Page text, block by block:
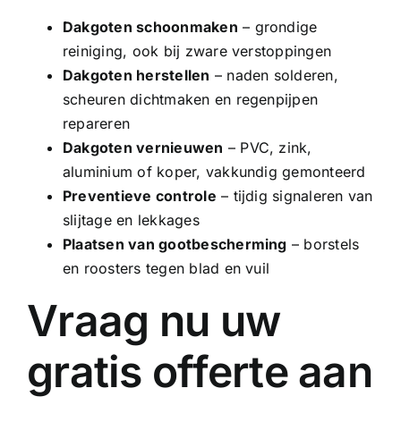
Dakgoten schoonmaken – grondige
reiniging, ook bij zware verstoppingen
Dakgoten herstellen – naden solderen,
scheuren dichtmaken en regenpijpen
repareren
Dakgoten vernieuwen – PVC, zink,
aluminium of koper, vakkundig gemonteerd
Preventieve controle – tijdig signaleren van
slijtage en lekkages
Plaatsen van gootbescherming – borstels
en roosters tegen blad en vuil
Vraag nu uw
gratis offerte aan